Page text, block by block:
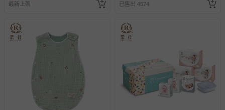
最新上架 已售出 4574